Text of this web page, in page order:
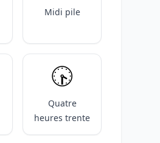
Midi pile
🕟️
Quatre
heures trente